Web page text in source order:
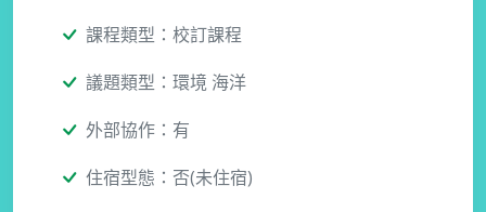
課程類型：校訂課程
議題類型：環境 海洋
外部協作：有
住宿型態：否(未住宿)